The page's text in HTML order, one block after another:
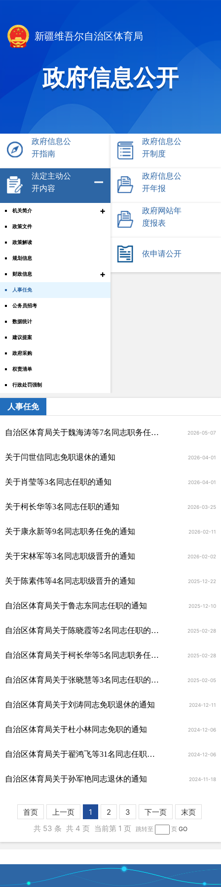
新疆维吾尔自治区体育局
政府信息公开
政府信息公
开指南
政府信息公
开制度
法定主动公
开内容
机关简介 +
政策文件
政策解读
规划信息
财政信息 +
人事任免
公务员招考
数据统计
建议提案
政府采购
权责清单
行政处罚强制
政府信息公
开年报
政府网站年
度报表
依申请公开
人事任免
自治区体育局关于魏海涛等7名同志职务任免的通知 2026-05-07
关于闫世信同志免职退休的通知 2026-04-01
关于肖莹等3名同志任职的通知 2026-04-01
关于柯长华等3名同志任职的通知 2026-03-25
关于康永新等9名同志职务任免的通知 2026-02-11
关于宋林军等3名同志职级晋升的通知 2026-02-02
关于陈素伟等4名同志职级晋升的通知 2025-12-22
自治区体育局关于鲁志东同志任职的通知 2025-12-10
自治区体育局关于陈晓霞等2名同志任职的通知 2025-02-28
自治区体育局关于柯长华等5名同志职务任免的通知 2025-02-28
自治区体育局关于张晓慧等3名同志任职的通知 2025-02-05
自治区体育局关于刘涛同志免职退休的通知 2024-12-11
自治区体育局关于杜小林同志免职的通知 2024-12-06
自治区体育局关于翟鸿飞等31名同志任职的通知 2024-12-06
自治区体育局关于孙军艳同志退休的通知 2024-11-18
首页 上一页 1 2 3 下一页
末页
共 53 条 共 4 页 当前第 1 页 跳转至 页 GO